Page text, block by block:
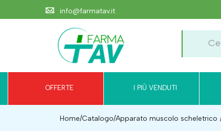
info@farmatav.it
OFFERTE I PIÙ VENDUTI
Home Catalogo/Apparato muscolo scheletrico